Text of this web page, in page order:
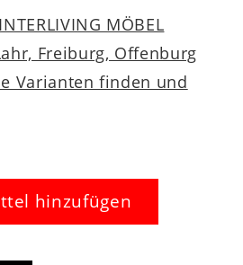
MÖBEL
Freiburg, Offenburg
Varianten finden und
hinzufügen